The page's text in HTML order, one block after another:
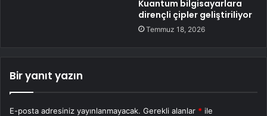
Kuantum bilgisayarlara
dirençli çipler geliştiriliyor
Temmuz 18, 2026
Bir yanıt yazın
E-posta adresiniz yayınlanmayacak. Gerekli alanlar * ile